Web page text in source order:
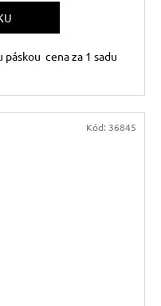
cena za 1 sadu
Kód: 36845